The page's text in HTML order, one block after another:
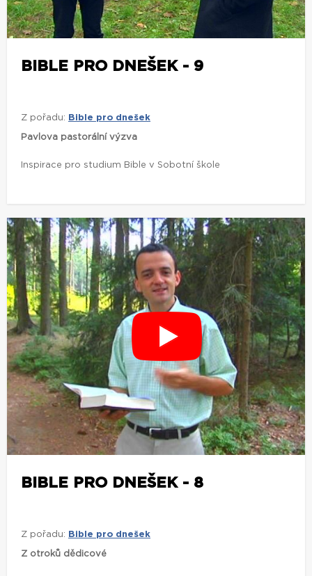
BIBLE PRO DNEŠEK - 9
Z pořadu: Bible pro dnešek
Pavlova pastorální výzva
Inspirace pro studium Bible v Sobotní škole
BIBLE PRO DNEŠEK - 8
Z pořadu: Bible pro dnešek
Z otroků dědicové